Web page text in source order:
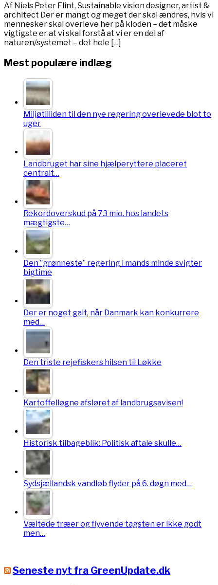
Af Niels Peter Flint, Sustainable vision designer, artist &
architect Der er mangt og meget der skal ændres, hvis vi
mennesker skal overleve her på kloden – det måske
vigtigste er at vi skal forstå at vi er en del af
naturen/systemet – det hele […]
Mest populære indlæg
Miljøtilliden til den nye regering overlevede blot to
uger
Landbruget har sine hjælperyttere placeret
centralt…
Rekordoverskud på 73 mio. hos landets
mægtigste…
Den ”grønneste” regering i mands minde svigter
bigtime
Der er noget galt, når Danmark kan konkurrere
med…
Den triste rejefiskers hilsen til Løkke
Kartoffelløgne afsløret af landbrugsavisen!
Historisk tilbageblik: Politisk aftale skulle…
Sydsjællandsk vandløb flyder på 6. døgn med…
Væltede træer og flyvende tagsten er ikke godt
men…
Seneste nyt fra GreenUpdate.dk